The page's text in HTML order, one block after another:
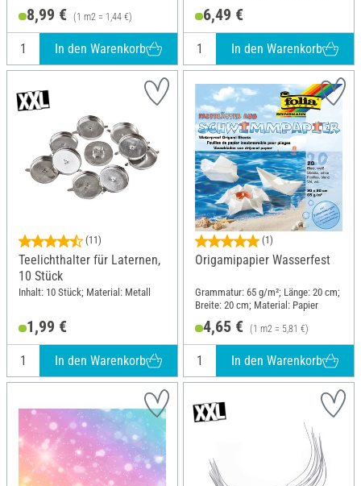
8,99 € (1 m2 = 1,44 €)
In den Warenkorb
6,49 €
In den Warenkorb
(11)
Teelichthalter für Laternen,
10 Stück
Inhalt: 10 Stück; Material: Metall
1,99 €
In den Warenkorb
(1)
Origamipapier Wasserfest
Grammatur: 65 g/m²; Länge: 20 cm;
Breite: 20 cm; Material: Papier
4,65 € (1 m2 = 5,81 €)
In den Warenkorb